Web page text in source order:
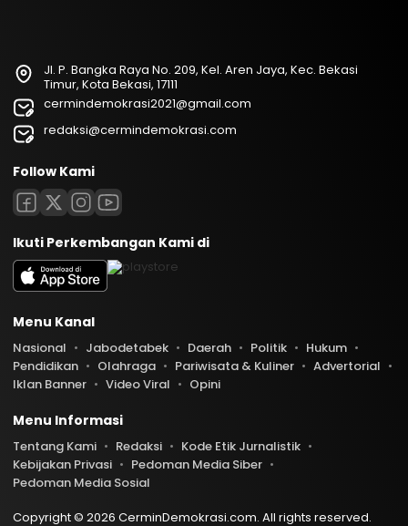
Jl. P. Bangka Raya No. 209, Kel. Aren Jaya, Kec. Bekasi
Timur, Kota Bekasi, 17111
cermindemokrasi2021@gmail.com
redaksi@cermindemokrasi.com
Follow Kami
Ikuti Perkembangan Kami di
Menu Kanal
Nasional Jabodetabek Daerah Politik
Hukum
Pendidikan
Olahraga Pariwisata & Kuliner
Advertorial
Iklan Banner
Video Viral Opini
Menu Informasi
Tentang Kami Redaksi
Kode Etik Jurnalistik
Kebijakan Privasi
Pedoman Media Siber
Pedoman Media Sosial
Copyright © 2026 CerminDemokrasi.com. All rights reserved.